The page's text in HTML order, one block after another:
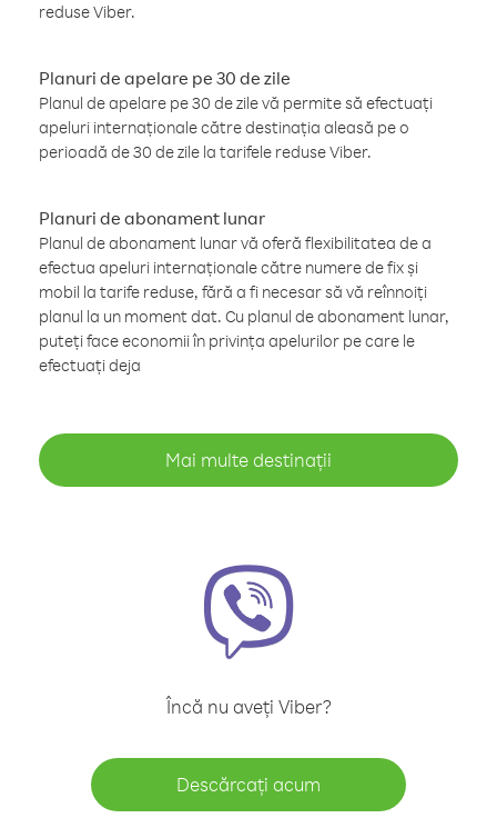
reduse Viber.
Planuri de apelare pe 30 de zile
Planul de apelare pe 30 de zile vă permite să efectuați
apeluri internaționale către destinația aleasă pe o
perioadă de 30 de zile la tarifele reduse Viber.
Planuri de abonament lunar
Planul de abonament lunar vă oferă flexibilitatea de a
efectua apeluri internaționale către numere de fix și
mobil la tarife reduse, fără a fi necesar să vă reînnoiți
planul la un moment dat. Cu planul de abonament lunar,
puteți face economii în privința apelurilor pe care le
efectuați deja
Mai multe destinații
Încă nu aveți Viber?
Descărcați acum